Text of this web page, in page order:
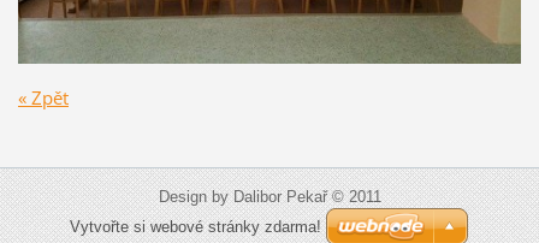
« Zpět
Design by Dalibor Pekař © 2011
Vytvořte si webové stránky zdarma!